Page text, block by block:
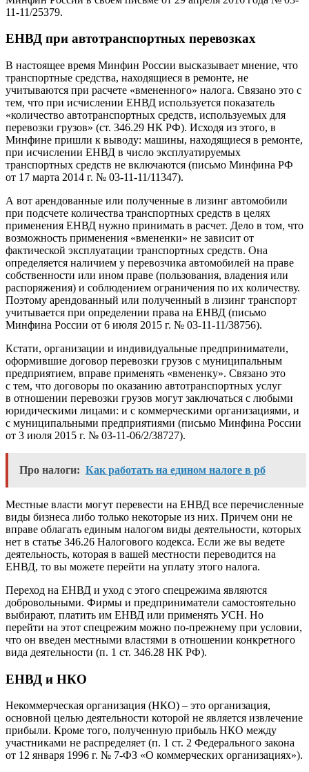
11-11/25379.
ЕНВД при автотранспортных перевозках
В настоящее время Минфин России высказывает мнение, что
транспортные средства, находящиеся в ремонте, не
учитываются при расчете «вмененного» налога. Связано это с
тем, что при исчислении ЕНВД используется показатель
«количество автотранспортных средств, используемых для
перевозки грузов» (ст. 346.29 НК РФ). Исходя из этого, в
Минфине пришли к выводу: машины, находящиеся в ремонте,
при исчислении ЕНВД в число эксплуатируемых
транспортных средств не включаются (письмо Минфина РФ
от 17 марта 2014 г. № 03-11-11/11347).
А вот арендованные или полученные в лизинг автомобили
при подсчете количества транспортных средств в целях
применения ЕНВД нужно принимать в расчет. Дело в том, что
возможность применения «вмененки» не зависит от
фактической эксплуатации транспортных средств. Она
определяется наличием у перевозчика автомобилей на праве
собственности или ином праве (пользования, владения или
распоряжения) и соблюдением ограничения по их количеству.
Поэтому арендованный или полученный в лизинг транспорт
учитывается при определении права на ЕНВД (письмо
Минфина России от 6 июля 2015 г. № 03-11-11/38756).
Кстати, организации и индивидуальные предприниматели,
оформившие договор перевозки грузов с муниципальным
предприятием, вправе применять «вмененку». Связано это
с тем, что договоры по оказанию автотранспортных услуг
в отношении перевозки грузов могут заключаться с любыми
юридическими лицами: и с коммерческими организациями, и
с муниципальными предприятиями (письмо Минфина России
от 3 июля 2015 г. № 03-11-06/2/38727).
Про налоги: Как работать на едином налоге в рб
Местные власти могут перевести на ЕНВД все перечисленные
виды бизнеса либо только некоторые из них. Причем они не
вправе облагать единым налогом виды деятельности, которых
нет в статье 346.26 Налогового кодекса. Если же вы ведете
деятельность, которая в вашей местности переводится на
ЕНВД, то вы можете перейти на уплату этого налога.
Переход на ЕНВД и уход с этого спецрежима являются
добровольными. Фирмы и предприниматели самостоятельно
выбирают, платить им ЕНВД или применять УСН. Но
перейти на этот спецрежим можно по-прежнему при условии,
что он введен местными властями в отношении конкретного
вида деятельности (п. 1 ст. 346.28 НК РФ).
ЕНВД и НКО
Некоммерческая организация (НКО) – это организация,
основной целью деятельности которой не является извлечение
прибыли. Кроме того, полученную прибыль НКО между
участниками не распределяет (п. 1 ст. 2 Федерального закона
от 12 января 1996 г. № 7-ФЗ «О коммерческих организациях»).